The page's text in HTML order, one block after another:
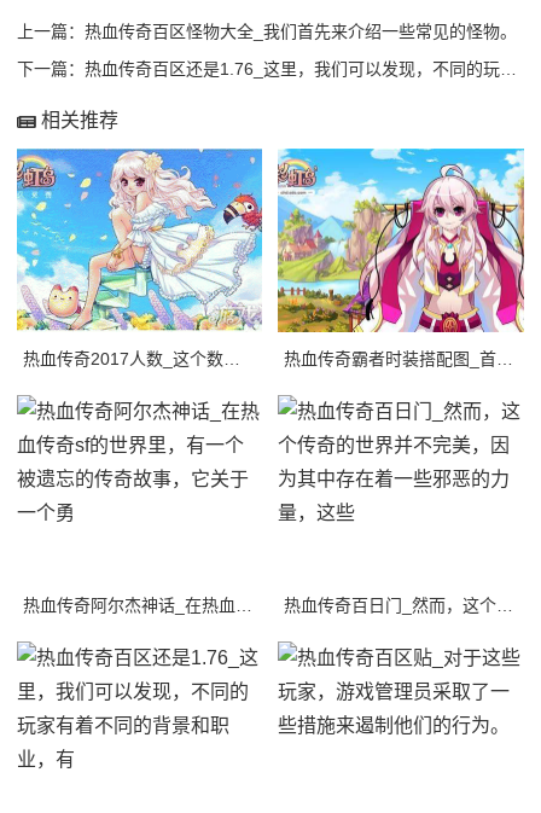
上一篇： 热血传奇百区怪物大全_我们首先来介绍一些常见的怪物。
下一篇： 热血传奇百区还是1.76_这里，我们可以发现，不同的玩家有着不同的背景和职业，有
相关推荐
热血传奇阿尔杰神话_在热血传奇sf的世界里，有一个被遗忘的传奇故事，它关于一个勇 热血传奇百日门_然而，这个传奇的世界并不完美，因为其中存在着一些邪恶的力量，这些